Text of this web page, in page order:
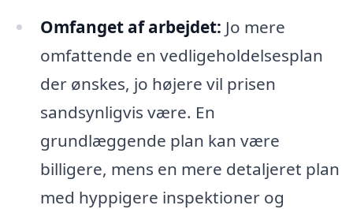
Omfanget af arbejdet: Jo mere
omfattende en vedligeholdelsesplan
der ønskes, jo højere vil prisen
sandsynligvis være. En
grundlæggende plan kan være
billigere, mens en mere detaljeret plan
med hyppigere inspektioner og